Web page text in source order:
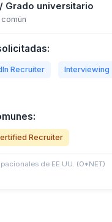
Grado universitario
Recruiter Interviewing
Recruiter
de EE.UU. (O*NET)